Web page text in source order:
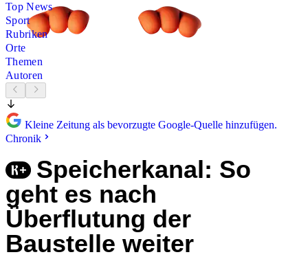
Top News
Sport
Rubriken
Orte
Themen
Autoren
Kleine Zeitung als bevorzugte Google-Quelle hinzufügen.
Chronik
Speicherkanal: So
geht es nach
Überflutung der
Baustelle weiter